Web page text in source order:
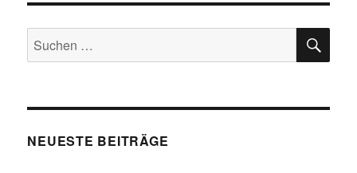
Suche
nach:
NEUESTE BEITRÄGE